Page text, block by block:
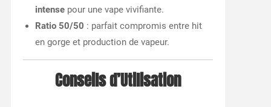
intensepour une vape vivifiante.
Ratio 50/50 : parfait compromis entre hit
en gorge et production de vapeur.
Conseils d’Utilisation